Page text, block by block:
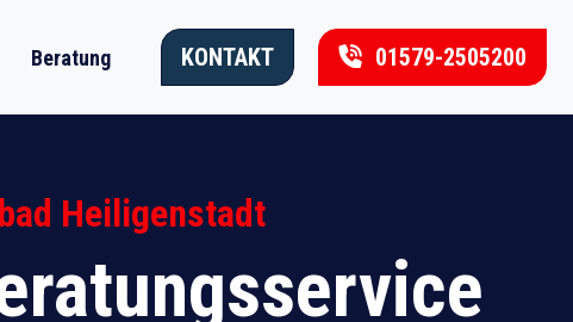
Beratung KONTAKT 01579-2505200
Heiligenstadt